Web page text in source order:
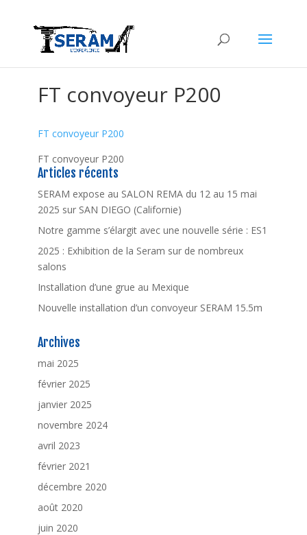
FT convoyeur P200
FT convoyeur P200
FT convoyeur P200
Articles récents
SERAM expose au SALON REMA du 12 au 15 mai
2025 sur SAN DIEGO (Californie)
Notre gamme s’élargit avec une nouvelle série : ES1
2025 : Exhibition de la Seram sur de nombreux
salons
Installation d’une grue au Mexique
Nouvelle installation d’un convoyeur SERAM 15.5m
Archives
mai 2025
février 2025
janvier 2025
novembre 2024
avril 2023
février 2021
décembre 2020
août 2020
juin 2020